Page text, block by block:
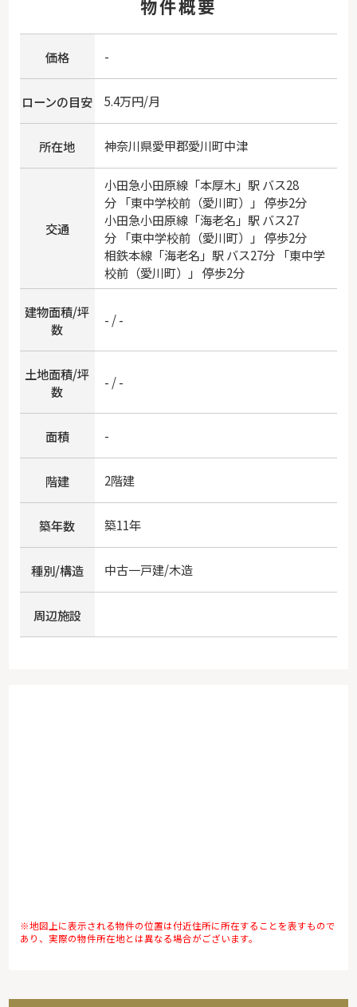
物件概要
価格 -
ローンの目安 5.4万円/月
所在地 神奈川県愛甲郡愛川町中津
交通
小田急小田原線「本厚木」駅 バス28
分 「東中学校前（愛川町）」 停歩2分
小田急小田原線「海老名 」駅 バス27
分 「東中学校前（愛川町）」 停歩2分
相鉄本線「海老名 」駅 バス27分 「東中学
校前（愛川町）」 停歩2分
建物面積/坪
数
- / -
土地面積/坪
数
- / -
面積 -
階建 2階建
築年数 築11年
種別/構造 中古一戸建/木造
周辺施設
※地図上に表示される物件の位置は付近住所に所在することを表すもので
あり、実際の物件所在地とは異なる場合がございます。